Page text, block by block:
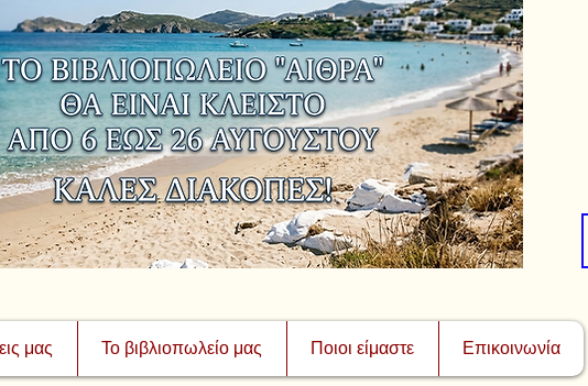
μας Το βιβλιοπωλείο μας Ποιοι είμαστε Επικοινωνία